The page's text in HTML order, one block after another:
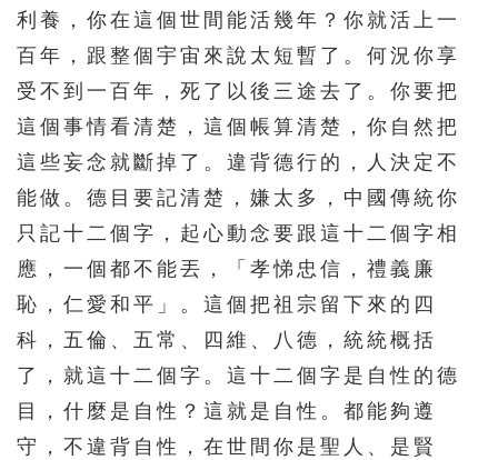
利養，你在這個世間能活幾年？你就活上一
百年，跟整個宇宙來說太短暫了。何況你享
受不到一百年，死了以後三途去了。你要把
這個事情看清楚，這個帳算清楚，你自然把
這些妄念就斷掉了。違背德行的，人決定不
能做。德目要記清楚，嫌太多，中國傳統你
只記十二個字，起心動念要跟這十二個字相
應，一個都不能丟，「孝悌忠信，禮義廉
恥，仁愛和平」。這個把祖宗留下來的四
科，五倫、五常、四維、八德，統統概括
了，就這十二個字。這十二個字是自性的德
目，什麼是自性？這就是自性。都能夠遵
守，不違背自性，在世間你是聖人、是賢